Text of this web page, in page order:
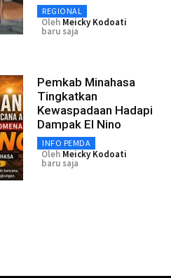
REGIONAL
Oleh Meicky Kodoati
baru saja
Pemkab Minahasa
Tingkatkan
Kewaspadaan Hadapi
Dampak El Nino
INFO PEMDA
Oleh Meicky Kodoati
baru saja